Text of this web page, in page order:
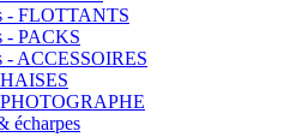
- FLOTTANTS
- PACKS
- ACCESSOIRES
écharpes